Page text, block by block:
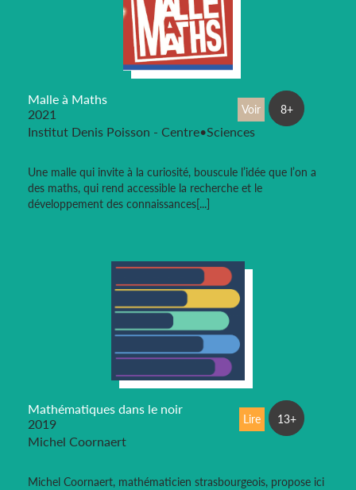
Malle à Maths
2021
Institut Denis Poisson - Centre•Sciences
Une malle qui invite à la curiosité, bouscule l’idée que l’on a
des maths, qui rend accessible la recherche et le
développement des connaissances[...]
Voir 8+
Mathématiques dans le noir
2019
Michel Coornaert
Michel Coornaert, mathématicien strasbourgeois, propose ici
Lire 13+